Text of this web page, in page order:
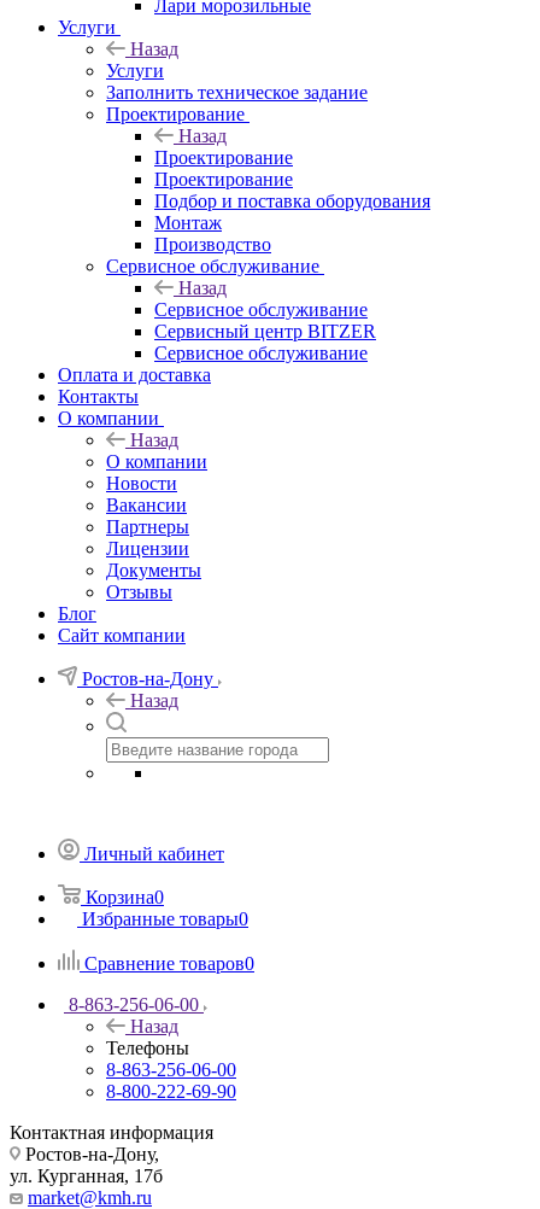
Лари морозильные
Услуги
Назад
Услуги
Заполнить техническое задание
Проектирование
Назад
Проектирование
Проектирование
Подбор и поставка оборудования
Монтаж
Производство
Сервисное обслуживание
Назад
Сервисное обслуживание
Сервисный центр BITZER
Сервисное обслуживание
Оплата и доставка
Контакты
О компании
Назад
О компании
Новости
Вакансии
Партнеры
Лицензии
Документы
Отзывы
Блог
Сайт компании
Ростов-на-Дону
Назад
Личный кабинет
Корзина0
Избранные товары0
Сравнение товаров0
8-863-256-06-00
Назад
Телефоны
8-863-256-06-00
8-800-222-69-90
Контактная информация
Ростов-на-Дону,
ул. Курганная, 17б
market@kmh.ru